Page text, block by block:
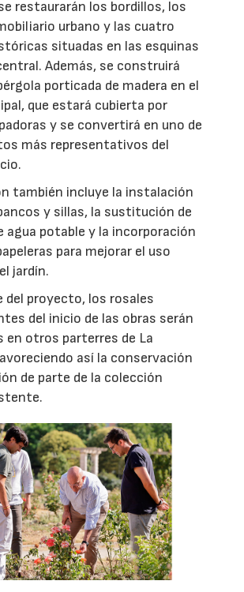
restaurarán los bordillos, los
urbano y las cuatro
situadas en las esquinas
Además, se construirá
porticada de madera en el
que estará cubierta por
y se convertirá en uno de
más representativos del
también incluye la instalación
y sillas, la sustitución de
agua potable y la incorporación
para mejorar el uso
jardín.
del proyecto, los rosales
del inicio de las obras serán
en otros parterres de La
así la conservación
de parte de la colección